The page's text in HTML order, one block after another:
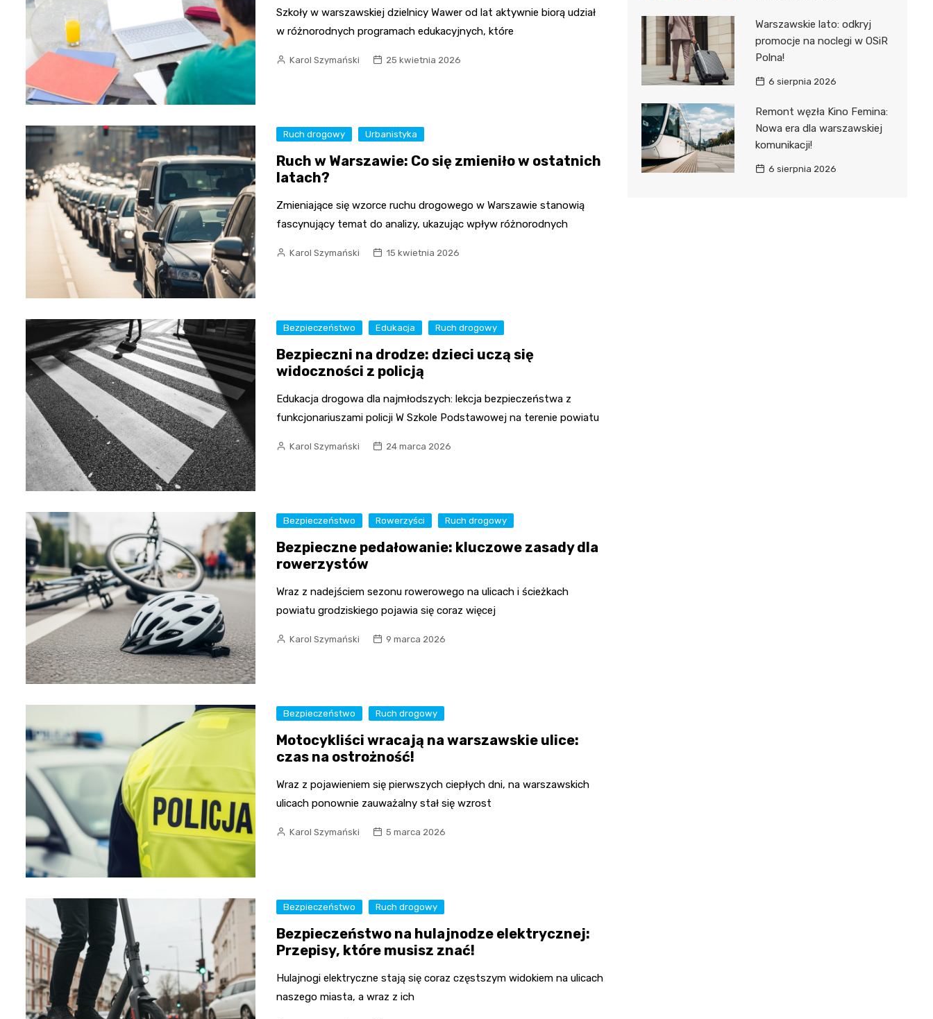
Szkoły w warszawskiej dzielnicy Wawer od lat aktywnie biorą udział
w różnorodnych programach edukacyjnych, które
Karol Szymański 25 kwietnia 2026
Ruch drogowy Urbanistyka
Ruch w Warszawie: Co się zmieniło w ostatnich
latach?
Zmieniające się wzorce ruchu drogowego w Warszawie stanowią
fascynujący temat do analizy, ukazując wpływ różnorodnych
Karol Szymański 15 kwietnia 2026
Bezpieczeństwo Edukacja Ruch drogowy
Bezpieczni na drodze: dzieci uczą się
widoczności z policją
Edukacja drogowa dla najmłodszych: lekcja bezpieczeństwa z
funkcjonariuszami policji W Szkole Podstawowej na terenie powiatu
Karol Szymański 24 marca 2026
Bezpieczeństwo Rowerzyści Ruch drogowy
Bezpieczne pedałowanie: kluczowe zasady dla
rowerzystów
Wraz z nadejściem sezonu rowerowego na ulicach i ścieżkach
powiatu grodziskiego pojawia się coraz więcej
Karol Szymański 9 marca 2026
Bezpieczeństwo Ruch drogowy
Motocykliści wracają na warszawskie ulice:
czas na ostrożność!
Wraz z pojawieniem się pierwszych ciepłych dni, na warszawskich
ulicach ponownie zauważalny stał się wzrost
Karol Szymański 5 marca 2026
Bezpieczeństwo Ruch drogowy
Bezpieczeństwo na hulajnodze elektrycznej:
Przepisy, które musisz znać!
Hulajnogi elektryczne stają się coraz częstszym widokiem na ulicach
naszego miasta, a wraz z ich
Warszawskie lato: odkryj
promocje na noclegi w OSiR
Polna!
6 sierpnia 2026
Remont węzła Kino Femina:
Nowa era dla warszawskiej
komunikacji!
6 sierpnia 2026